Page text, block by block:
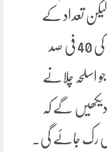
تعداد کے
اعتبار سے یہ لوگ زیادہ ہوں گے۔ اسکولوں کی 40 فی صد
اسلحہ چلانے
دیکھیں گے کہ
ہی رک جائے گی۔